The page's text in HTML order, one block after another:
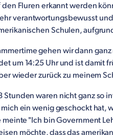
den Fluren erkannt werden
verantwortungsbewusst
Schulen,
gehen wir dann
um 14:25 Uhr und ist damit
wieder zurück zu meinem
Stunden waren nicht ganz so
ein wenig geschockt hat,
meinte "Ich bin Government
möchte, dass das